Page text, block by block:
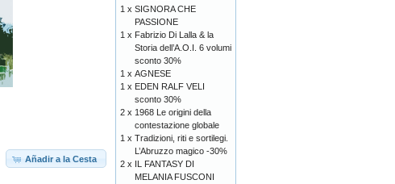
Añadir a la Cesta
1 x SIGNORA CHE
PASSIONE
1 x Fabrizio Di Lalla & la
Storia dell’A.O.I. 6 volumi
sconto 30%
1 x AGNESE
1 x EDEN RALF VELI
sconto 30%
2 x 1968 Le origini della
contestazione globale
1 x Tradizioni, riti e sortilegi.
L’Abruzzo magico -30%
2 x IL FANTASY DI
MELANIA FUSCONI